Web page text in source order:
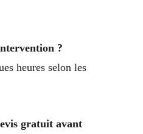
?
heures selon les
gratuit avant